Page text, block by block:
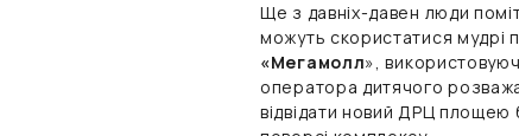
Ще з давніх-давен люди
можуть скористатися мудрі
«Мегамолл»,
оператора дитячого
відвідати новий ДРЦ площею